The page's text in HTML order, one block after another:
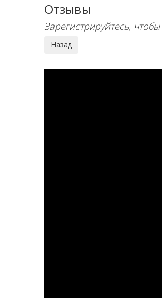
Отзывы
Зарегистрируйтесь,